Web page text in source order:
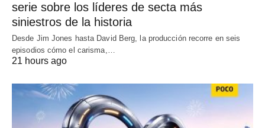
serie sobre los líderes de secta más
siniestros de la historia
Desde Jim Jones hasta David Berg, la producción recorre en seis
episodios cómo el carisma,…
21 hours ago